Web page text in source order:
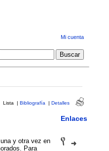
Mi cuenta
Lista | Bibliografía | Detalles
Enlaces